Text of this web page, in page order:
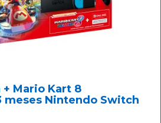
Mario Kart 8
meses Nintendo Switch